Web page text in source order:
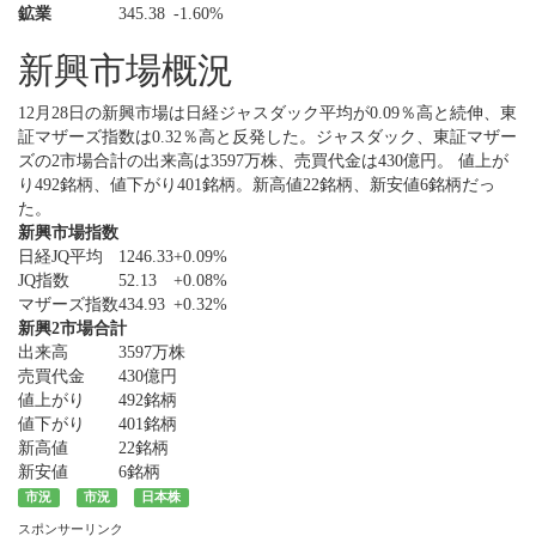
鉱業 345.38 -1.60%
新興市場概況
12月28日の新興市場は日経ジャスダック平均が0.09％高と続伸、東
証マザーズ指数は0.32％高と反発した。ジャスダック、東証マザー
ズの2市場合計の出来高は3597万株、売買代金は430億円。 値上が
り492銘柄、値下がり401銘柄。新高値22銘柄、新安値6銘柄だっ
た。
新興市場指数
日経JQ平均
1246.33+0.09%
JQ指数
52.13
+0.08%
マザーズ指数434.93 +0.32%
新興2市場合計
出来高
3597万株
売買代金
430億円
値上がり
492銘柄
値下がり
401銘柄
新高値
22銘柄
新安値
6銘柄
市況 市況 日本株
スポンサーリンク